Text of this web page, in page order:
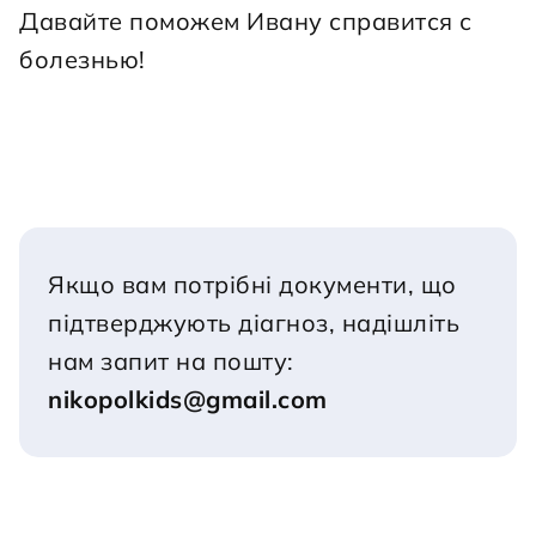
Давайте поможем Ивану справится с
болезнью!
Якщо вам потрібні документи, що
підтверджують діагноз, надішліть
нам запит на пошту:
nikopolkids@gmail.com